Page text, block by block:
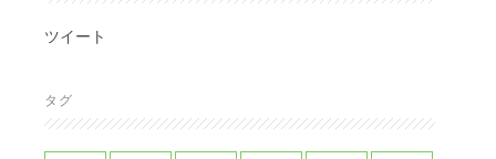
ツイート
タグ